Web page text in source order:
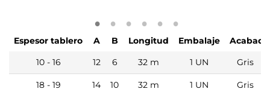
Espesor tablero A B Longitud Embalaje
Acabado
10 - 16
12 6 32 m 1 UN Gris
18 - 19 14 10 32 m 1 UN Gris